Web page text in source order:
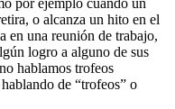
o alcanza un hito en el
en una reunión de trabajo,
logro a alguno de sus
hablamos trofeos
de “trofeos” o